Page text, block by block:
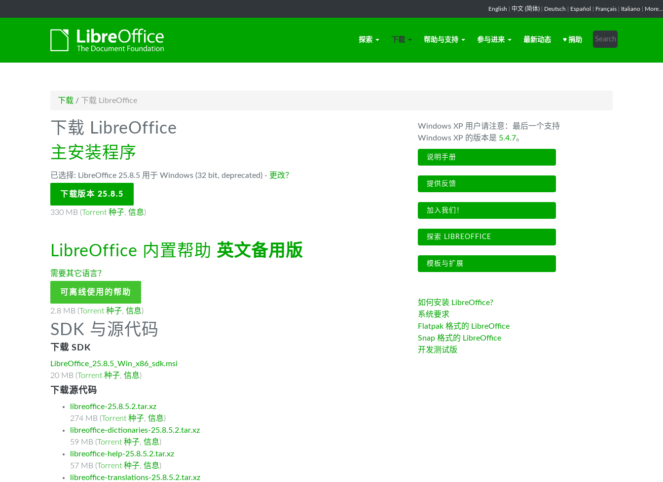
English 中文 (简体) Deutsch Español Français Italiano More...
探索 下载 帮助与支持 参与进来 最新动态 ♥ 捐助
下载 / 下载 LibreOffice
下载 LibreOffice
主安装程序
已选择: LibreOffice 25.8.5 用于 Windows (32 bit, deprecated) - 更改？
下载版本 25.8.5
330 MB (Torrent 种子, 信息)
LibreOffice 内置帮助 英文备用版
需要其它语言？
可离线使用的帮助
2.8 MB (Torrent 种子, 信息)
SDK 与源代码
下载 SDK
LibreOffice_25.8.5_Win_x86_sdk.msi
20 MB (Torrent 种子, 信息)
下载源代码
libreoffice-25.8.5.2.tar.xz
274 MB (Torrent 种子, 信息)
libreoffice-dictionaries-25.8.5.2.tar.xz
59 MB (Torrent 种子, 信息)
libreoffice-help-25.8.5.2.tar.xz
57 MB (Torrent 种子, 信息)
libreoffice-translations-25.8.5.2.tar.xz
Windows XP 用户请注意：最后一个支持
Windows XP 的版本是 5.4.7。
说明手册
提供反馈
加入我们！
探索 LIBREOFFICE
模板与扩展
如何安装 LibreOffice?
系统要求
Flatpak 格式的 LibreOffice
Snap 格式的 LibreOffice
开发测试版